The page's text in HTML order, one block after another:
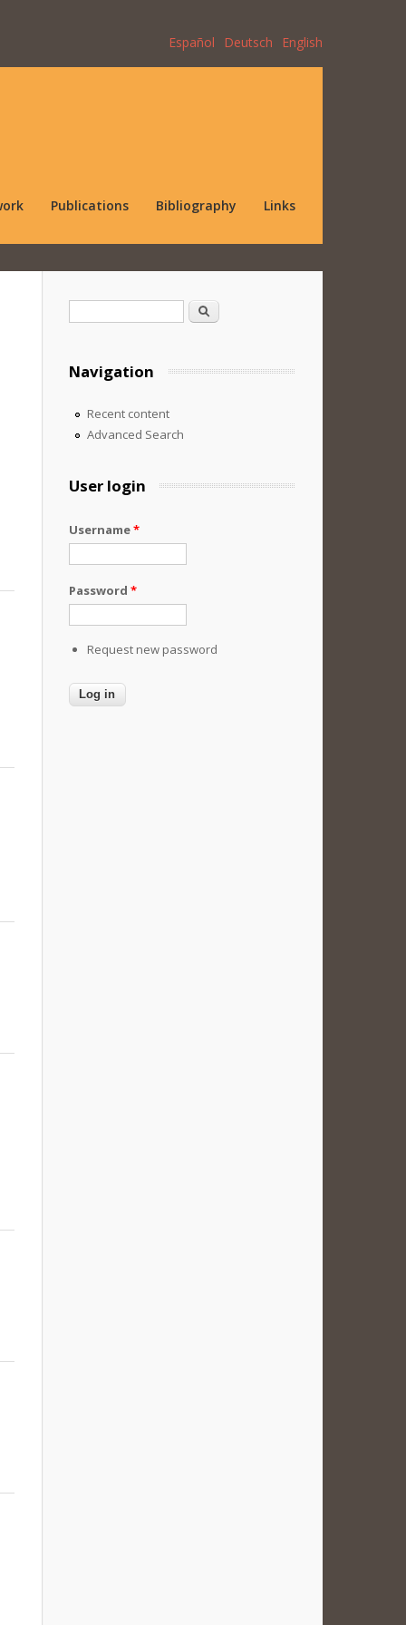
Español Deutsch English
Publications Bibliography Links
Search
Navigation
Recent content
Advanced Search
User login
Username*
Password *
Request new password